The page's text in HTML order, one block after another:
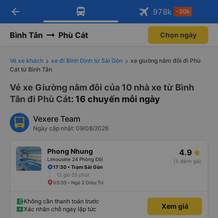
Tải app Vexere ngay!
Nhận ưu đãi thành viên độc
Mở app
Tải app Vexere
-30k/ghế khi đặt vé máy bay qua
Mở app
arrow_back 978k -30k
Bình Tân Phù Cát Chọn ngày
Vé xe khách xe đi Bình Định từ Sài Gòn
xe giường nằm đôi đi Phù
Cát từ Bình Tân
Vé xe Giường nằm đôi của 10 nhà xe từ Bình
Tân đi Phù Cát: 16 chuyến mỗi ngày
Vexere Team
Ngày cập nhật: 09/08/2026
Phong Nhung
Limousine 24 Phòng Đôi
4.9
(5 đánh giá)
17:30 • Trạm Sài Gòn
12 giờ 25 phút
05:55 • Ngã 3 Diêu Trì
Không cần thanh toán trước
Xác nhận chỗ ngay lập tức
Xem giá